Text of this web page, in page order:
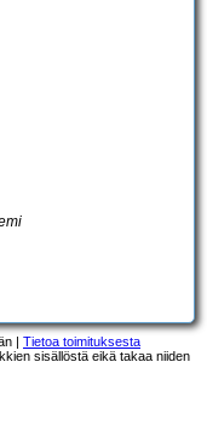
| Tietoa toimituksesta
sisällöstä eikä takaa niiden